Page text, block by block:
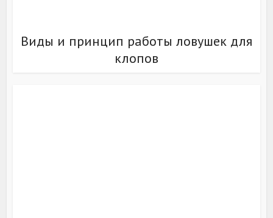
Виды и принцип работы ловушек для
клопов